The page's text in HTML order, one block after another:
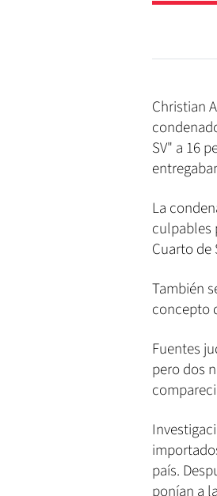
Christian
SV" a 16
La
culpables
Cuarto de
También
concepto
Fuentes
pero dos
país.
ponían a